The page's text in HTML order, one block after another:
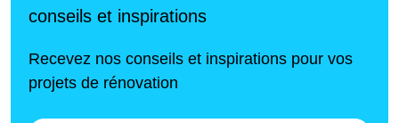
conseils et inspirations
Recevez nos conseils et inspirations pour vos
projets de rénovation